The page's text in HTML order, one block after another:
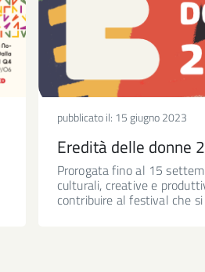
pubblicato il: 15 giugno 2023
Eredità delle donne
Prorogata fino al 15
culturali, creative e
contribuire al festival che